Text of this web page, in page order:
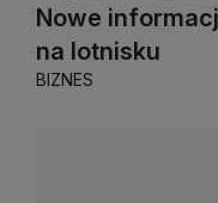
Nowe
na lotnisku
BIZNES